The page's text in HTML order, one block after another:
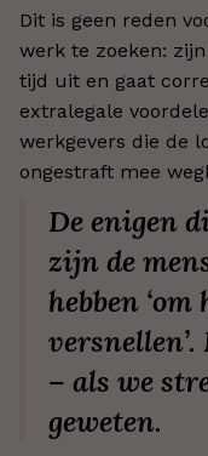
Dit is geen reden
werk te zoeken:
tijd uit en gaat
extralegale
werkgevers die de
ongestraft mee
De enigen
zijn de
hebben
– als we
geweten.